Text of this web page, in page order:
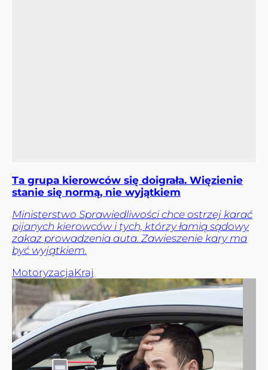
Ta grupa kierowców się doigrała. Więzienie
stanie się normą, nie wyjątkiem
Ministerstwo Sprawiedliwości chce ostrzej karać
pijanych kierowców i tych, którzy łamią sądowy
zakaz prowadzenia auta. Zawieszenie kary ma
być wyjątkiem.
MotoryzacjaKraj